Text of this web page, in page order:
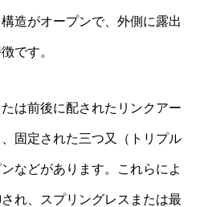
造がオープンで、外側に露出
です。
は前後に配されたリンクアー
固定された三つ又（トリプル
などがあります。これらによ
れ、スプリングレスまたは最